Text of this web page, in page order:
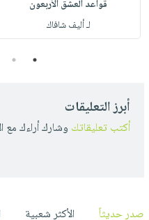
قواعد العشق الأربعون
لـ أليف شافاك
1
2
أبرز التعليقات
أكتب تعليقاتك وشارك أراءك مع
صدر حديثاً الأكثر شعبية